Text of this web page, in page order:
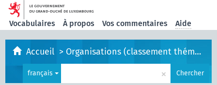
Vocabulaires À propos Vos commentaires Aide
Accueil > Organisations (classement thématique)
français × Chercher